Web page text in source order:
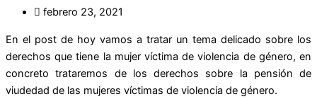
febrero 23, 2021
En el post de hoy vamos a tratar un tema delicado sobre los
derechos que tiene la mujer víctima de violencia de género, en
concreto trataremos de los derechos sobre la pensión de
viudedad de las mujeres víctimas de violencia de género.